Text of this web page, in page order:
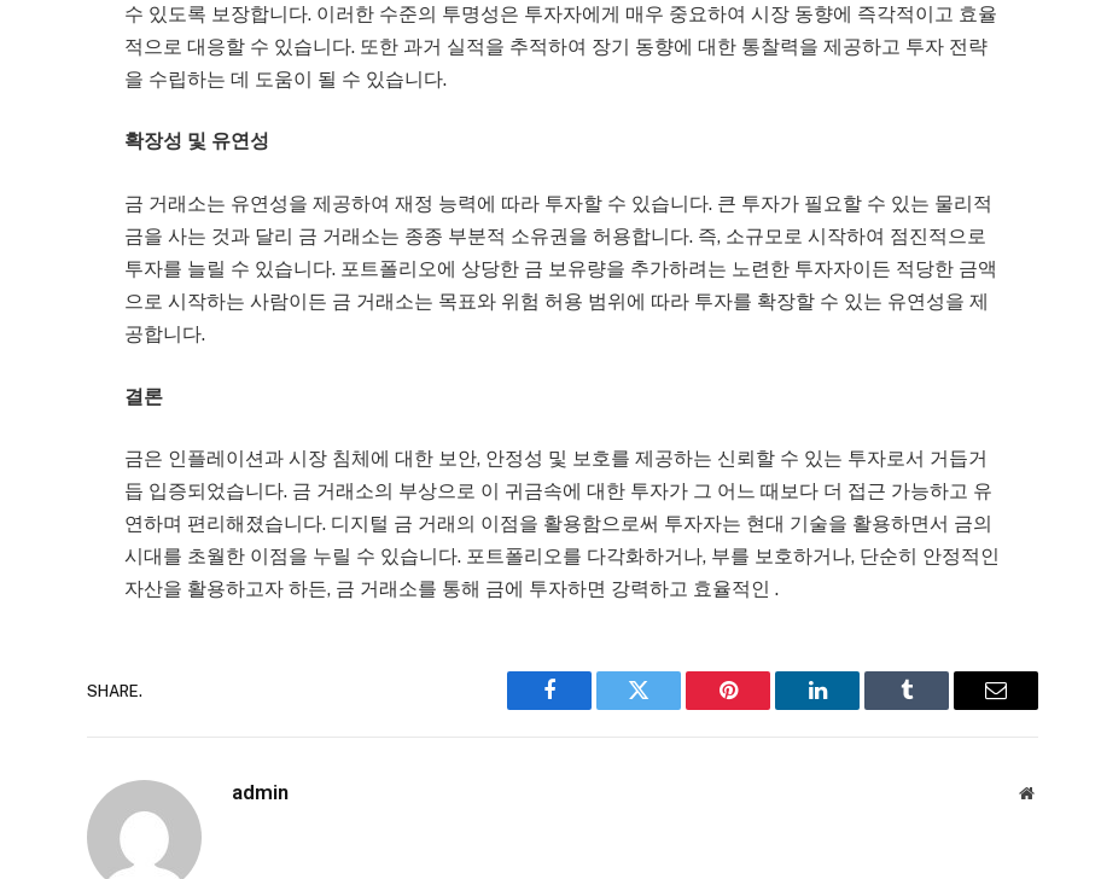
수 있도록 보장합니다. 이러한 수준의 투명성은 투자자에게 매우 중요하여 시장 동향에 즉각적이고 효율
적으로 대응할 수 있습니다. 또한 과거 실적을 추적하여 장기 동향에 대한 통찰력을 제공하고 투자 전략
을 수립하는 데 도움이 될 수 있습니다.
확장성 및 유연성
금 거래소는 유연성을 제공하여 재정 능력에 따라 투자할 수 있습니다. 큰 투자가 필요할 수 있는 물리적
금을 사는 것과 달리 금 거래소는 종종 부분적 소유권을 허용합니다. 즉, 소규모로 시작하여 점진적으로
투자를 늘릴 수 있습니다. 포트폴리오에 상당한 금 보유량을 추가하려는 노련한 투자자이든 적당한 금액
으로 시작하는 사람이든 금 거래소는 목표와 위험 허용 범위에 따라 투자를 확장할 수 있는 유연성을 제
공합니다.
결론
금은 인플레이션과 시장 침체에 대한 보안, 안정성 및 보호를 제공하는 신뢰할 수 있는 투자로서 거듭거
듭 입증되었습니다. 금 거래소의 부상으로 이 귀금속에 대한 투자가 그 어느 때보다 더 접근 가능하고 유
연하며 편리해졌습니다. 디지털 금 거래의 이점을 활용함으로써 투자자는 현대 기술을 활용하면서 금의
시대를 초월한 이점을 누릴 수 있습니다. 포트폴리오를 다각화하거나, 부를 보호하거나, 단순히 안정적인
자산을 활용하고자 하든, 금 거래소를 통해 금에 투자하면 강력하고 효율적인 .
SHARE.
Facebook Twitter Pinterest LinkedIn Tumblr Email
admin Website